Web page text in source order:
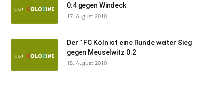
0:4 gegen Windeck
17. August 2010
Der 1FC Köln ist eine Runde weiter Sieg
gegen Meuselwitz 0:2
15. August 2010